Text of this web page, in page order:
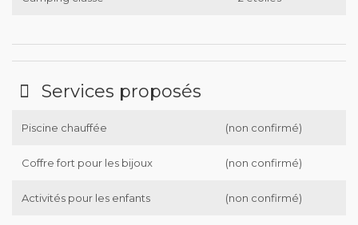
Services proposés
Piscine chauffée (non confirmé)
Coffre fort pour les bijoux (non confirmé)
Activités pour les enfants (non confirmé)